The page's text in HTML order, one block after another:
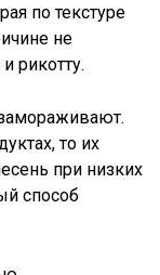
по текстуре
не
рикотту.
то их
при низких
способ